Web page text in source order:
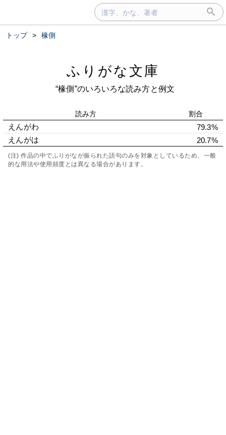
トップ > 椽側
ふりがな文庫
“椽側”のいろいろな読み方と例文
読み方 割合
えんがわ
79.3%
えんがは
20.7%
(注) 作品の中でふりがなが振られた語句のみを対象としているため、一般
的な用法や使用頻度とは異なる場合があります。